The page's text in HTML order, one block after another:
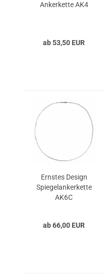
Ankerkette AK4
ab 53,50 EUR
Ernstes Design
Spiegelankerkette
AK6C
ab 66,00 EUR